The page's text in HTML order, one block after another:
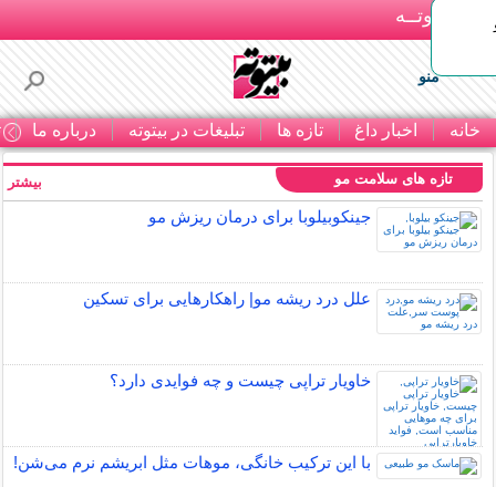
بـیتوتــه
منو
خانه اخبار داغ تازه ها تبلیغات در بیتوته درباره ما
تازه های سلامت مو
جینکوبیلوبا برای درمان ریزش مو
علل درد ریشه مو| راهکارهایی برای تسکین
خاویار تراپی چیست و چه فوایدی دارد؟
با این ترکیب خانگی، موهات مثل ابریشم نرم می‌شن!
بیشتر